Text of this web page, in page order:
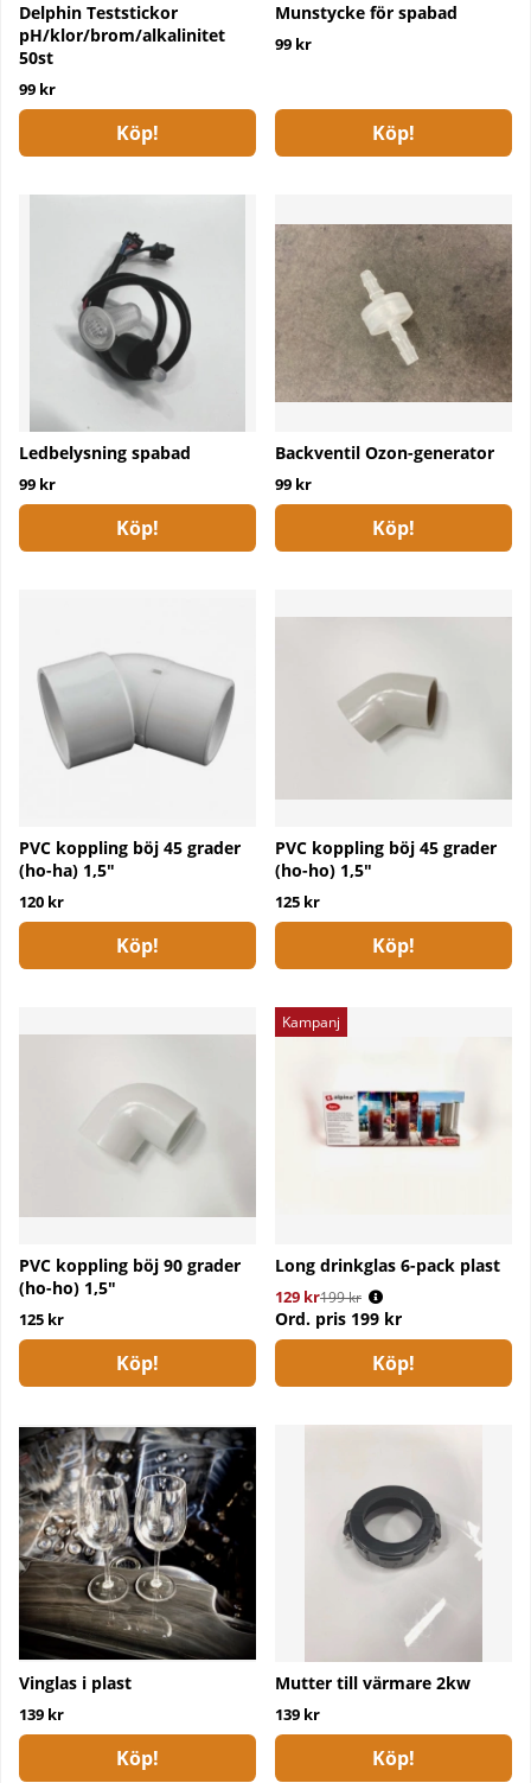
Delphin Teststickor
pH/klor/brom/alkalinitet
50st
99 kr
Köp!
Munstycke för spabad
99 kr
Köp!
Ledbelysning spabad
99 kr
Köp!
Backventil Ozon-generator
99 kr
Köp!
PVC koppling böj 45 grader
(ho-ha) 1,5"
120 kr
Köp!
PVC koppling böj 45 grader
(ho-ho) 1,5"
125 kr
Köp!
PVC koppling böj 90 grader
(ho-ho) 1,5"
125 kr
Köp!
Kampanj
Long drinkglas 6-pack plast
129 kr
Ordinarie pris:
199 kr
Ord. pris 199 kr
Köp!
Vinglas i plast
139 kr
Köp!
Mutter till värmare 2kw
139 kr
Köp!